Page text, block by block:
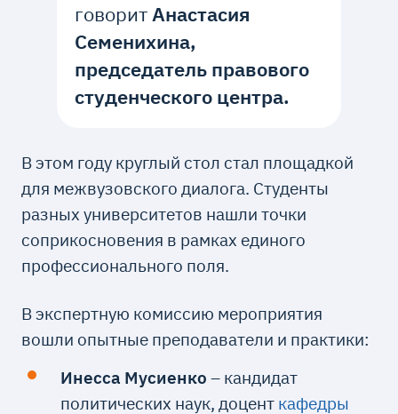
говоритАнастасия
Семенихина,
председатель правового
студенческого центра.
В этом году круглый стол стал площадкой
для межвузовского диалога. Студенты
разных университетов нашли точки
соприкосновения в рамках единого
профессионального поля.
В экспертную комиссию мероприятия
вошли опытные преподаватели и практики:
Инесса Мусиенко – кандидат
политических наук, доцент кафедры